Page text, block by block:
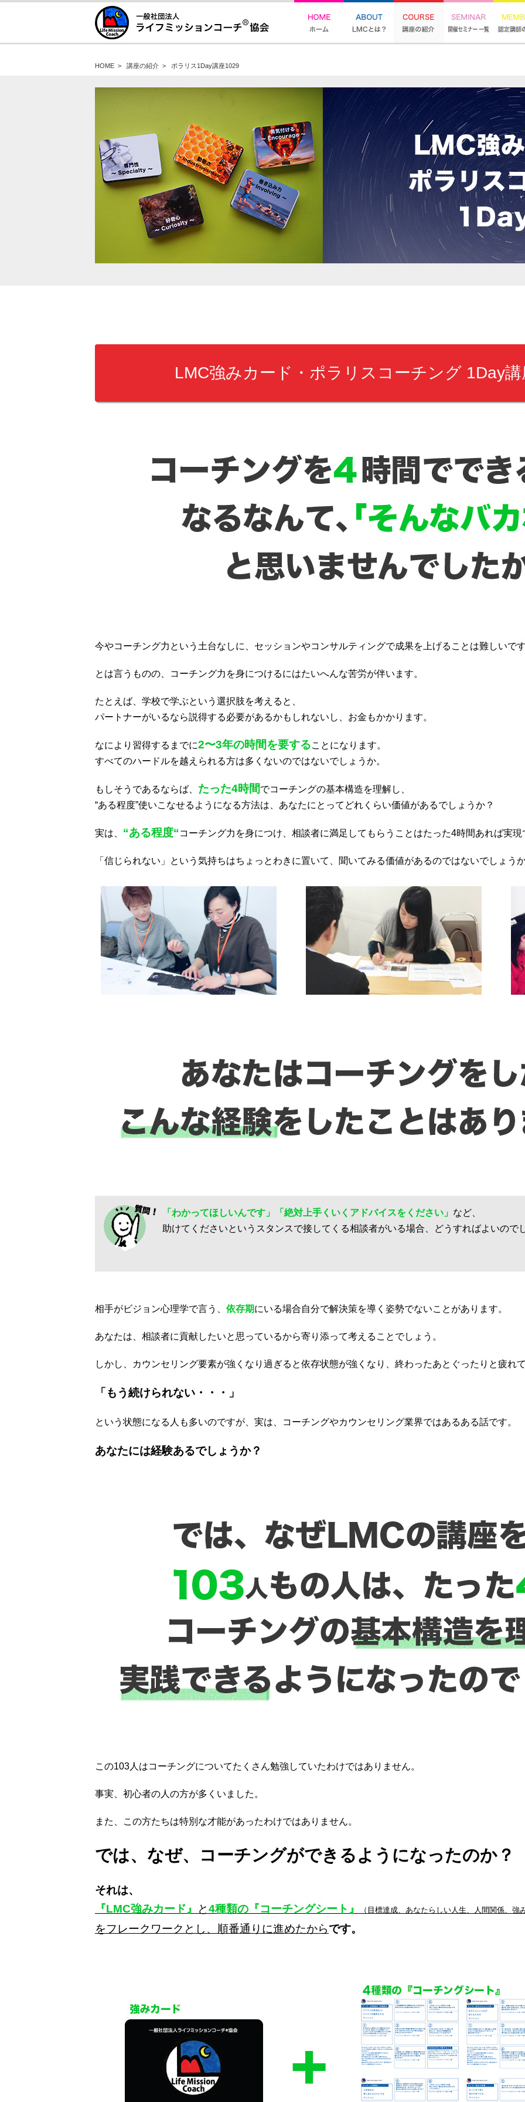
HOME > 講座の紹介 > ポラリス1Day講座1029
LMC強みカード・ポラリスコーチング 1Day
今やコーチング力という土台なしに、セッションやコンサルティングで成果を上げることは難しいで
とは言うものの、コーチング力を身につけるにはたいへんな苦労が伴います。
たとえば、学校で学ぶという選択肢を考えると、
パートナーがいるなら説得する必要があるかもしれないし、お金もかかります。
なにより習得するまでに2〜3年の時間を要することになります。
すべてのハードルを越えられる方は多くないのではないでしょうか。
もしそうであるならば、 たった4時間でコーチングの基本構造を理解し、
“ある程度”使いこなせるようになる方法は、あなたにとってどれくらい価値があるでしょうか？
実は、 “ある程度“ コーチング力を身につけ、相談者に満足してもらうことはたった4時間あれば実現
「信じられない」という気持ちはちょっとわきに置いて、聞いてみる価値があるのではないでしょう
「わかってほしいんです」「絶対上手くいくアドバイスをください」 など、
助けてくださいというスタンスで接してくる相談者がいる場合、どうすればよいので
相手がビジョン心理学で言う、 依存期にいる場合自分で解決策を導く姿勢でないことがあります。
あなたは、相談者に貢献したいと思っているから寄り添って考えることでしょう。
しかし、カウンセリング要素が強くなり過ぎると依存状態が強くなり、終わったあとぐったりと疲れ
「もう続けられない・・・」
という状態になる人も多いのですが、実は、コーチングやカウンセリング業界ではあるある話です。
あなたには経験あるでしょうか？
この103人はコーチングについてたくさん勉強していたわけではありません。
事実、初心者の人の方が多くいました。
また、この方たちは特別な才能があったわけではありません。
では、なぜ、コーチングができるようになったのか？
それは、
『LMC強みカード』
と4種類の『コーチングシート』 （目標達成、あなたらしい人生、人間関係、強
をフレークワークとし、順番通りに進めたからです。